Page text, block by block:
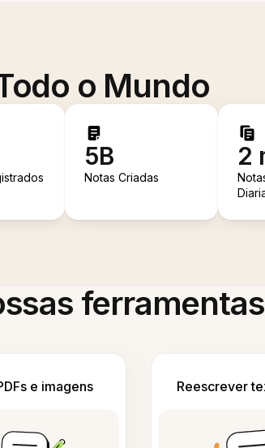
o Mundo
5B
Notas Criadas
2
ferramentas
e imagens Reescrever